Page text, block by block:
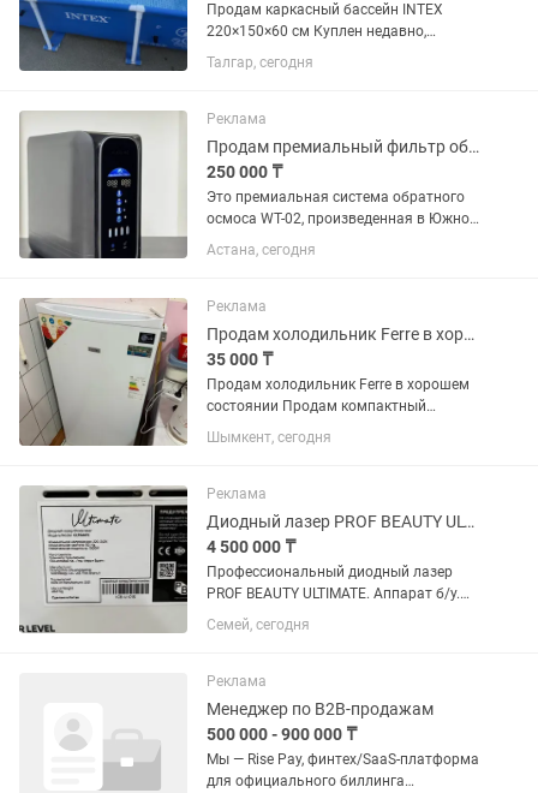
Продам каркасный бассейн INTEX
220×150×60 см Куплен недавно,
использовался совсем недолго.
Состояние отличное, без проколов,
Бассейн чистый и полностью готов к...
Талгар, сегодня
Реклама
Продам премиальный фильтр обратного осмоса с интеллектуальным управлением
250 000 ₸
Это премиальная система обратного
осмоса WT-02, произведенная в Южной
Корее. Она сочетает в себе высокую
производительность, компактность и
интеллектуальным управлением. 🌟 6...
Астана, сегодня
Реклама
Продам холодильник Ferre в хорошем состоянии
35 000 ₸
Продам холодильник Ferre в хорошем
состоянии Продам компактный
холодильник Ferre в хорошем рабочем
состоянии. Размеры: Высота — 110 см
Морозильная камера. ✔️...
Шымкент, сегодня
Реклама
Диодный лазер PROF BEAUTY ULTIMATE
4 500 000 ₸
Профессиональный диодный лазер
PROF BEAUTY ULTIMATE. Аппарат б/у.
•2021 год выпуска •Состояние:
идеальное •Цена: 4 500 000 тг (торг
Семей, сегодня
Реклама
Менеджер по B2B-продажам
500 000 - 900 000 ₸
Мы — Rise Pay, финтех/SaaS-платформа
для официального биллинга